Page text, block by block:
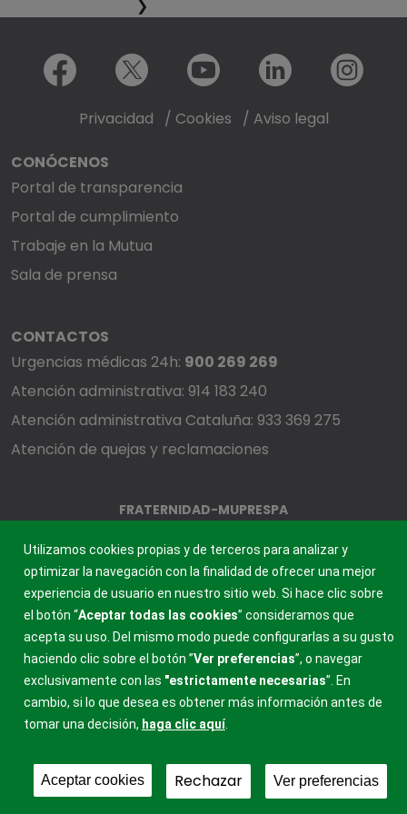
❯
Privacidad / Cookies / Aviso legal
CONÓCENOS
Portal de transparencia
Portal de cumplimiento
Trabaje en la Mutua
Sala de prensa
CONTACTOS
Urgencias médicas 24h: 900 269 269
Atención administrativa: 914 183 240
Atención administrativa Cataluña: 933 369 275
Atención de quejas y reclamaciones
FRATERNIDAD-MUPRESPA
Menú redes sociales
Facebook X Youtube LinkedIn Instagram
Utilizamos cookies propias y de terceros para analizar y
optimizar la navegación con la finalidad de ofrecer una mejor
experiencia de usuario en nuestro sitio web. Si hace clic sobre
el botón “Aceptar todas las cookies” consideramos que
acepta su uso. Del mismo modo puede configurarlas a su gusto
haciendo clic sobre el botón ”Ver preferencias”, o navegar
exclusivamente con las "estrictamente necesarias”. En
cambio, si lo que desea es obtener más información antes de
tomar una decisión, haga clic aquí.
Aceptar cookies Rechazar Ver preferencias